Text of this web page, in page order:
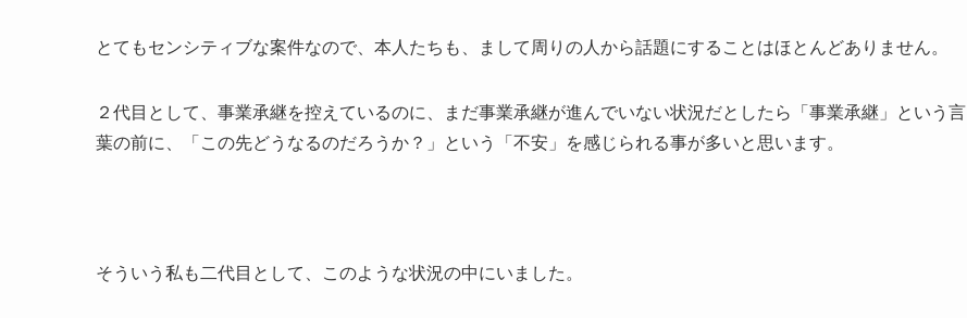
とてもセンシティブな案件なので、本人たちも、まして周りの人から話題にすることはほとんどありません。
２代目として、事業承継を控えているのに、まだ事業承継が進んでいない状況だとしたら「事業承継」という言
葉の前に、「この先どうなるのだろうか？」という「不安」を感じられる事が多いと思います。
そういう私も二代目として、このような状況の中にいました。